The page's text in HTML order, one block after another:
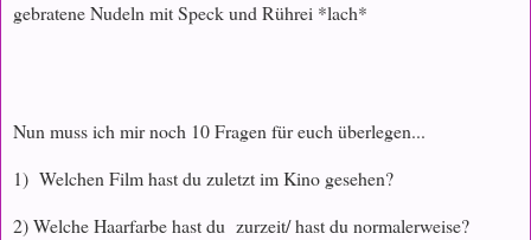
gebratene Nudeln mit Speck und Rührei *lach*
Nun muss ich mir noch 10 Fragen für euch überlegen...
1) Welchen Film hast du zuletzt im Kino gesehen?
2) Welche Haarfarbe hast du zurzeit/ hast du normalerweise?